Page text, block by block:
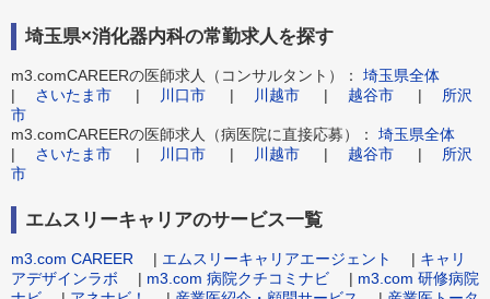
埼玉県×消化器内科の常勤求人を探す
m3.comCAREERの医師求人（コンサルタント）： 埼玉県全体
| さいたま市 | 川口市 | 川越市 | 越谷市 | 所沢
市
m3.comCAREERの医師求人（病医院に直接応募）： 埼玉県全体
| さいたま市 | 川口市 | 川越市 | 越谷市 | 所沢
市
エムスリーキャリアのサービス一覧
m3.com CAREER | エムスリーキャリアエージェント | キャリ
アデザインラボ | m3.com 病院クチコミナビ | m3.com 研修病院